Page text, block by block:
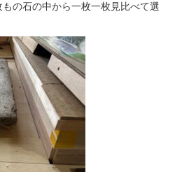
の石の中から一枚一枚見比べて選